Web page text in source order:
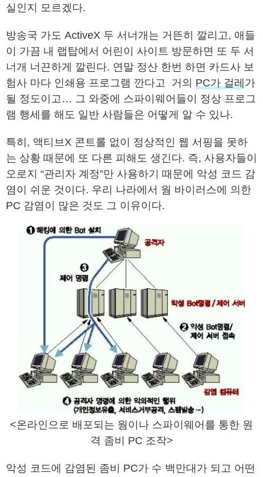
실인지 모르겠다.
방송국 가도 ActiveX 두 서너개는 거뜬히 깔리고, 애들
이 가끔 내 랩탑에서 어린이 사이트 방문하면 또 두 서
너개 너끈하게 깔린다. 연말 정산 한번 하면 카드사 보
험사 마다 인쇄용 프로그램 깐다고 거의 PC가 걸레 가
될 정도이고… 그 와중에 스파이웨어들이 정상 프로그
램 행세를 해도 일반 사람들은 어떻게 알 수 있나.
특히, 액티브X 콘트롤 없이 정상적인 웹 서핑을 못하
는 상황 때문에 또 다른 피해도 생긴다. 즉, 사용자들이
오로지 “관리자 계정”만 사용하기 때문에 악성 코드 감
염이 쉬운 것이다. 우리 나라에서 웜 바이러스에 의한
PC 감염이 많은 것도 그 이유이다.
<온라인으로 배포되는 웜이나 스파이웨어를 통한 원
격 좀비 PC 조작>
악성 코드에 감염된 좀비 PC가 수 백만대가 되고 어떤